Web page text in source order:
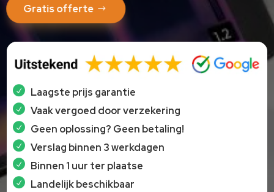
Gratis offerte
Laagste prijs garantie
Vaak vergoed door verzekering
Geen oplossing? Geen betaling!
Verslag binnen 3 werkdagen
Binnen 1 uur ter plaatse
Landelijk beschikbaar